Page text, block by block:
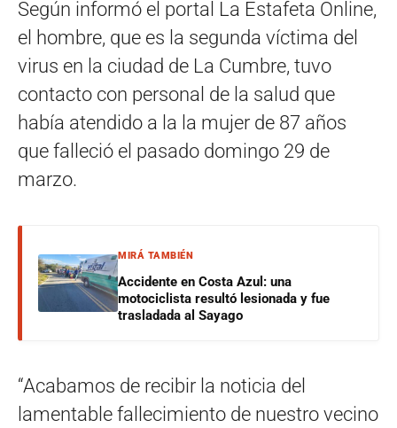
Según informó el portal La Estafeta Online,
el hombre, que es la segunda víctima del
virus en la ciudad de La Cumbre, tuvo
contacto con personal de la salud que
había atendido a la la mujer de 87 años
que falleció el pasado domingo 29 de
marzo.
MIRÁ TAMBIÉN
Accidente en Costa Azul: una
motociclista resultó lesionada y fue
trasladada al Sayago
“Acabamos de recibir la noticia del
lamentable fallecimiento de nuestro vecino